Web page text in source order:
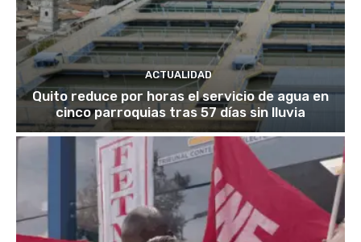
ACTUALIDAD
Quito reduce por horas el servicio de agua en
cinco parroquias tras 57 días sin lluvia